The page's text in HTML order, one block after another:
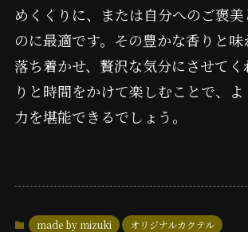
めくくりに、または自分へのご褒美
のに最適です。その豊かな香りと
落ち着かせ、贅沢な気分にさせてく
りと時間をかけて楽しむことで、
力を堪能できるでしょう。
made by mizuki オリジナルカクテル